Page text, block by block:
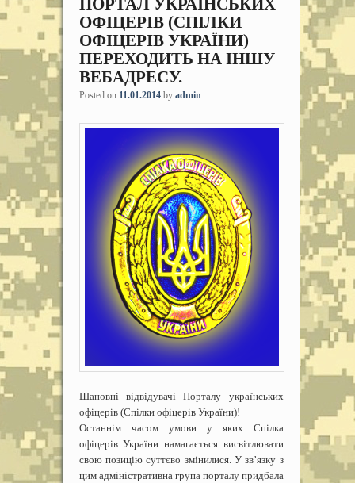
ОФІЦЕРІВ (СПІЛКИ
ОФІЦЕРІВ УКРАЇНИ)
ПЕРЕХОДИТЬ НА ІНШУ
ВЕБАДРЕСУ.
Posted on 11.01.2014 by admin
Шановні відвідувачі Порталу українських
офіцерів (Спілки офіцерів України)!
Останнім часом умови у яких Спілка
офіцерів України намагається висвітлювати
свою позицію суттєво змінилися. У зв’язку з
цим адміністративна група порталу придбала